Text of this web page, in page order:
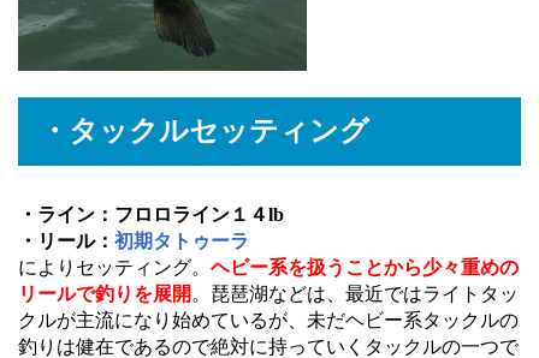
・タックルセッティング
・ライン：フロロライン１４lb
・リール： 初期タトゥーラ
によりセッティング。 ヘビー系を扱うことから少々重めの
リールで釣りを展開 。琵琶湖などは、最近ではライトタッ
クルが主流になり始めているが、未だヘビー系タックルの
釣りは健在であるので絶対に持っていくタックルの一つで